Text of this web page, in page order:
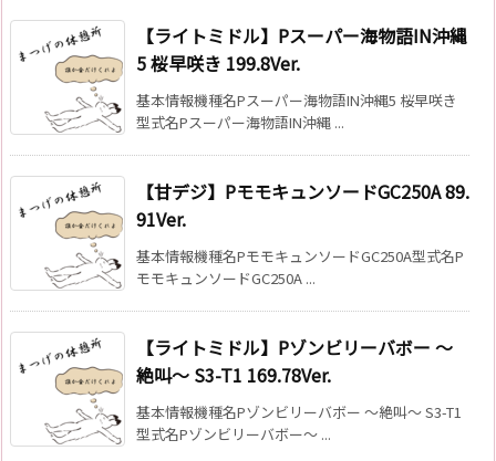
【ライトミドル】Pスーパー海物語IN沖縄
5 桜早咲き 199.8Ver.
基本情報機種名Pスーパー海物語IN沖縄5 桜早咲き
型式名Pスーパー海物語IN沖縄 ...
【甘デジ】PモモキュンソードGC250A 89.
91Ver.
基本情報機種名PモモキュンソードGC250A型式名P
モモキュンソードGC250A ...
【ライトミドル】Pゾンビリーバボー 〜
絶叫〜 S3-T1 169.78Ver.
基本情報機種名Pゾンビリーバボー 〜絶叫〜 S3-T1
型式名Pゾンビリーバボー～ ...